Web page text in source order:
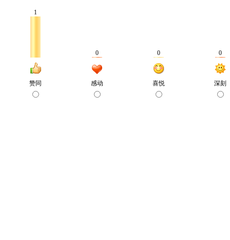
1
赞同
0
感动
0
喜悦
0
深刻